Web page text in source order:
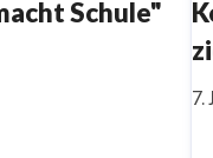
Schule"